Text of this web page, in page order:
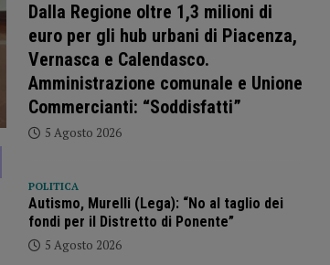
Dalla Regione oltre 1,3 milioni di
euro per gli hub urbani di Piacenza,
Vernasca e Calendasco.
Amministrazione comunale e Unione
Commercianti: “Soddisfatti”
5 Agosto 2026
POLITICA
Autismo, Murelli (Lega): “No al taglio dei
fondi per il Distretto di Ponente”
5 Agosto 2026